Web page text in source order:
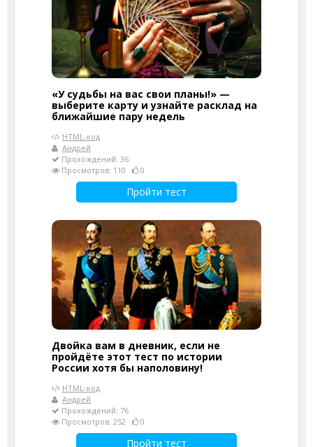
«У судьбы на вас свои планы!» —
выберите карту и узнайте расклад на
ближайшие пару недель
HTML-код
Андрей
Прохождений: 36
Просмотров: 110
0
Пройти тест
Двойка вам в дневник, если не
пройдёте этот тест по истории
России хотя бы наполовину!
HTML-код
Андрей
Прохождений: 76
Просмотров: 252
0
Пройти тест